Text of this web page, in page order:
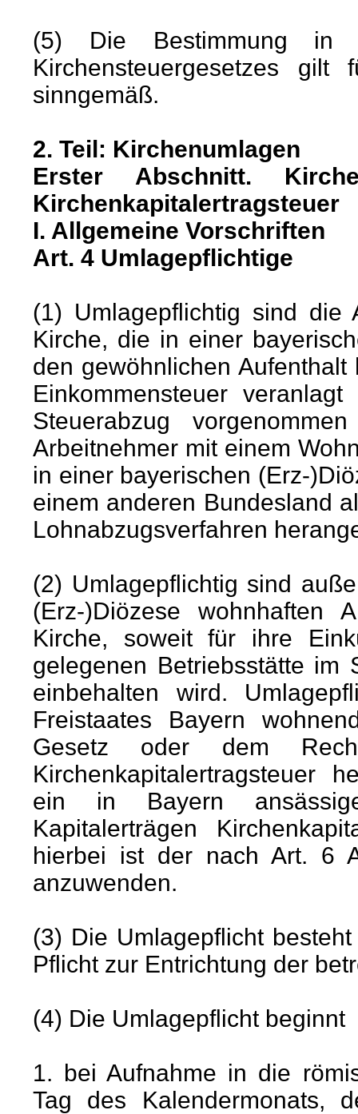
(5) Die Bestimmung
Kirchensteuergesetzes
sinngemäß.
2. Teil: Kirchenumlagen
Erster Abschnitt.
Kirchenkapitalertragsteuer
I. Allgemeine Vorschriften
Art. 4 Umlagepflichtige
(1) Umlagepflichtig sind die
Kirche, die in einer
den gewöhnlichen
Einkommensteuer
Steuerabzug
Arbeitnehmer mit einem
in einer bayerischen (Erz-
einem anderen Bundesland
Lohnabzugsverfahren
(2) Umlagepflichtig sind
(Erz-)Diözese wohnhaften
Kirche, soweit für ihre
gelegenen Betriebsstätte im
einbehalten wird.
Freistaates Bayern
Gesetz oder dem
Kirchenkapitalertragsteuer
ein in Bayern
Kapitalerträgen
hierbei ist der nach Art. 6
anzuwenden.
(3) Die Umlagepflicht
Pflicht zur Entrichtung der
(4) Die Umlagepflicht beginnt
1. bei Aufnahme in die
Tag des